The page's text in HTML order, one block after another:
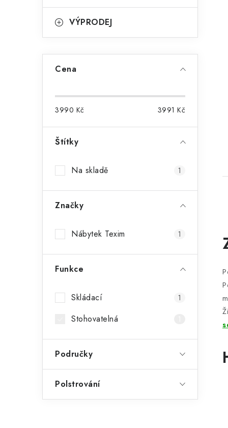
VÝPRODEJ
Cena
3990 Kč 3991 Kč
Štítky
Na skladě 1
Značky
Nábytek Texim 1
Funkce
Skládací 1
Stohovatelná
Područky
Polstrování
l
í
r